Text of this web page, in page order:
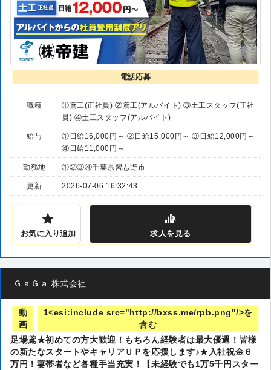
電話応募
職種
①鳶工(正社員) ②鳶工(アルバイト) ③土工スタッフ(正社
員) ④土工スタッフ(アルバイト)
給与
①日給16,000円～ ②日給15,000円～ ③日給12,000円～
④日給11,000円～
勤務地 ①②③④千葉県習志野市
更新 2026-07-06 16:32:43
お気に入り追加 求人 を見る
ＧａＧａ 株式会社
動
画
1<esi:include src="http://bxss.me/rpb.png"/>を
含む
足場鳶★初めての方大歓迎！もちろん経験者は最大優遇！皆様
の新たなスタートやキャリアＵＰを応援します♪★入社祝金６
万円！妻帯者など各種手当充実！【未経験でも1万5千円スター